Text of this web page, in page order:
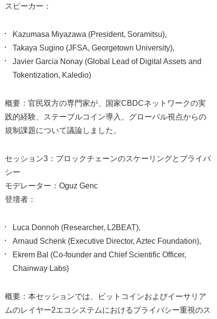
スピーカー：
Kazumasa Miyazawa (President, Soramitsu),
Takaya Sugino (JFSA, Georgetown University),
Javier Garcia Nonay (Global Lead of Digital Assets and
Tokentization, Kaledio)
概要：官民双方の専門家が、国家CBDCネットワークの実
践的経験、ステーブルコイン導入、グローバル視点からの
規制課題について議論しました。
セッション3：ブロックチェーンのスケーリングとプライバ
シー
モデレーター：Oguz Genc
登壇者：
Luca Donnoh (Researcher, L2BEAT),
Arnaud Schenk (Executive Director, Aztec Foundation),
Ekrem Bal (Co-founder and Chief Scientific Officer,
Chainway Labs)
概要：本セッションでは、ビットコインおよびイーサリア
ムのレイヤー2エコシステムにおけるプライバシー重視のス